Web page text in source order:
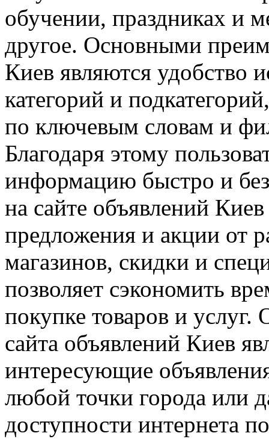
обучении, праздниках и
другое. Основными
Киев являются удобство
категорий и
по ключевым словам и
Благодаря этому
информацию быстро и
на сайте объявлений
предложения и акции от
магазинов, скидки и
позволяет сэкономить
покупке товаров и
сайта объявлений Киев
интересующие
любой точки города или
доступности интернета